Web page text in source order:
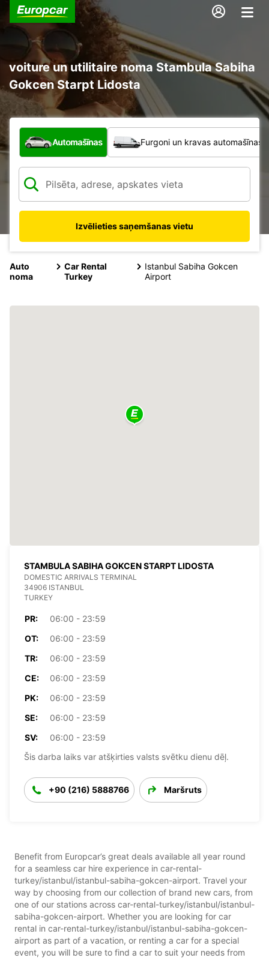
voiture un utilitaire noma Stambula Sabiha
Gokcen Starpt Lidosta
Kāda veida transportlīdzeklis?
Automašīnas Furgoni un kravas automašīnas
Izvēlieties saņemšanas vietu
Auto
noma
Car Rental
Turkey
Istanbul Sabiha Gokcen
Airport
STAMBULA SABIHA GOKCEN STARPT LIDOSTA
DOMESTIC ARRIVALS TERMINAL
34906 ISTANBUL
TURKEY
PR:
06:00 - 23:59
OT:
06:00 - 23:59
TR:
06:00 - 23:59
CE:
06:00 - 23:59
PK:
06:00 - 23:59
SE:
06:00 - 23:59
SV:
06:00 - 23:59
Šis darba laiks var atšķirties valsts svētku dienu dēļ.
+90 (216) 5888766 Maršruts
Benefit from Europcar’s great deals available all year round
for a seamless car hire experience in car-rental-
turkey/istanbul/istanbul-sabiha-gokcen-airport. Travel your
way by choosing from our collection of brand new cars, from
one of our stations across car-rental-turkey/istanbul/istanbul-
sabiha-gokcen-airport. Whether you are looking for car
rental in car-rental-turkey/istanbul/istanbul-sabiha-gokcen-
airport as part of a vacation, or renting a car for a special
event, you will be sure to find a car to suit your needs from